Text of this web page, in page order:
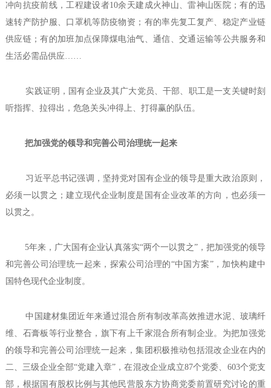
冲向抗疫前线，工程建设者10余天建成火神山、雷神山医院；有的迅
速转产防护服、口罩机等防疫物资；有的率先复工复产、稳定产业链
供应链；有的加班加点保障煤电油气、通信、交通运输等公共服务和
生活必需品供应……
实践证明，国有企业及其广大党员、干部、职工是一支关键时刻
听指挥、拉得出，危急关头冲得上、打得赢的队伍。
把加强党的领导和完善公司治理统一起来
习近平总书记强调，坚持党对国有企业的领导是重大政治原则，
必须一以贯之；建立现代企业制度是国有企业改革的方向，也必须一
以贯之。
5年来，广大国有企业认真落实“两个一以贯之”，把加强党的领导
和完善公司治理统一起来，探索公司治理的“中国方案”，加快构建中
国特色现代企业制度。
中国建材集团近年来通过混合所有制改革高效推进水泥、玻璃纤
维、石膏板等行业整合，旗下有上千家混合所有制企业。为把加强党
的领导和完善公司治理统一起来，集团积极推动包括混改企业在内的
二、三级企业全部“党建入章”，在混改企业成立87个党委、603个党支
部，根据国有股权比例与其他民营股东方协商党委前置研究讨论的重